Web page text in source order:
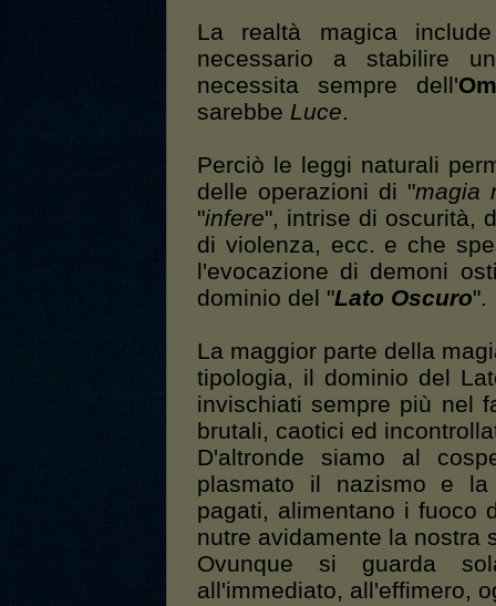
La realtà magica
necessario a stabilire
necessita sempre dell'
sarebbe Luce.
Perciò le leggi naturali
delle operazioni di "magia
"infere", intrise di oscurità,
di violenza, ecc. e che
l'evocazione di demoni
dominio del "Lato Oscuro".
La maggior parte della
tipologia, il dominio del
invischiati sempre più nel
brutali, caotici ed
D'altronde siamo al
plasmato il nazismo e
pagati, alimentano i fuoco
nutre avidamente la nostra
Ovunque si guarda
all'immediato, all'effimero,